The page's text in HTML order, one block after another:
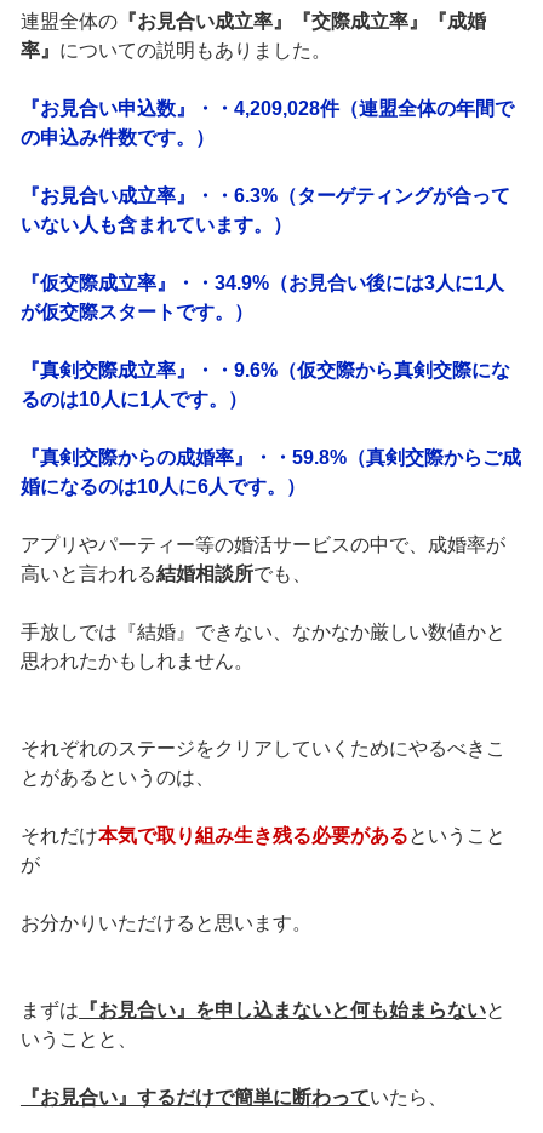
連盟全体の『お見合い成立率』『交際成立率』『成婚
率』 についての説明もありました。
『お見合い申込数』・・4,209,028件（連盟全体の年間で
の申込み件数です。）
『お見合い成立率』・・6.3%（ターゲティングが合って
いない人も含まれています。）
『仮交際成立率』・・34.9%（お見合い後には3人に1人
が仮交際スタートです。）
『真剣交際成立率』・・9.6%（仮交際から真剣交際にな
るのは10人に1人です。）
『真剣交際からの成婚率』・・59.8%（真剣交際からご成
婚になるのは10人に6人です。）
アプリやパーティー等の婚活サービスの中で、成婚率が
高いと言われる結婚相談所でも、
手放しでは『結婚』できない、なかなか厳しい数値かと
思われたかもしれません。
それぞれのステージをクリアしていくためにやるべきこ
とがあるというのは、
それだけ本気で取り組み生き残る必要があるということ
が
お分かりいただけると思います。
まずは 『お見合い』を申し込まないと何も始まらないと
いうことと、
『お見合い』するだけで簡単に断わっていたら、